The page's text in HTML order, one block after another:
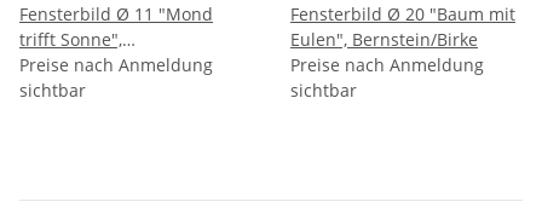
Fensterbild Ø 11 "Mond
trifft Sonne",
Bernstein/Birke
Preise nach Anmeldung
sichtbar
Fensterbild Ø 20 "Baum mit
Eulen", Bernstein/Birke
Preise nach Anmeldung
sichtbar